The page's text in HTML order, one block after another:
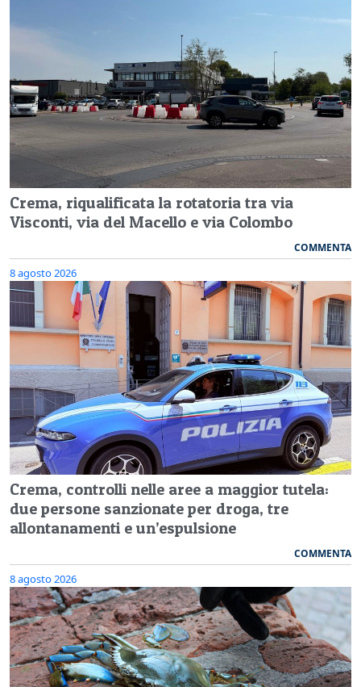
Crema, riqualificata la rotatoria tra via
Visconti, via del Macello e via Colombo
COMMENTA
8 agosto 2026
Crema, controlli nelle aree a maggior tutela:
due persone sanzionate per droga, tre
allontanamenti e un’espulsione
COMMENTA
8 agosto 2026